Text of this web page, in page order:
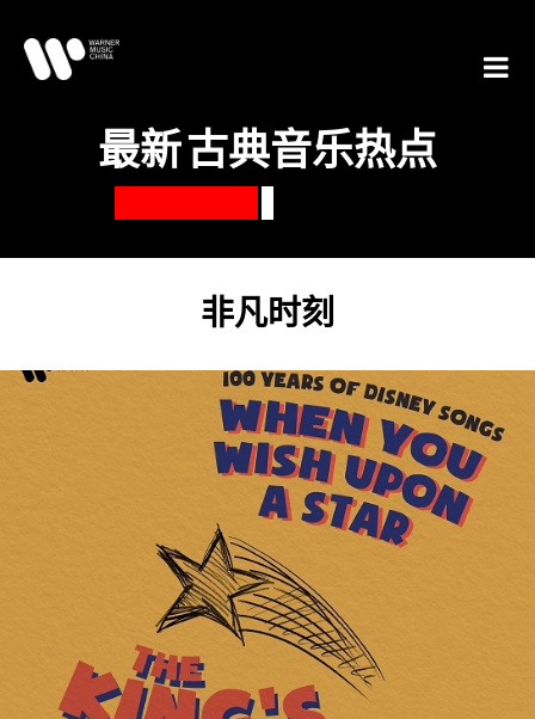
最新古典音乐热点
非凡时刻